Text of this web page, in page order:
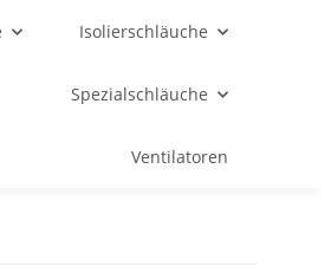
Isolierschläuche
Spezialschläuche
Ventilatoren